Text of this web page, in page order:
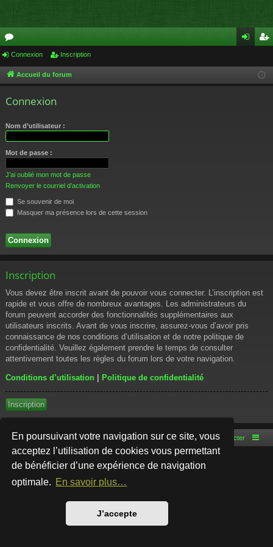
En poursuivant votre navigation sur ce site, vous
acceptez l’utilisation de cookies vous permettant
de bénéficier d’une expérience de navigation
optimale. En savoir plus…
J’accepte
or
u cri
Connexion Inscription
Accueil du forum
Connexion
Nom d’utilisateur :
Mot de passe :
J’ai oublié mon mot de passe
Renvoyer le courriel d’activation
Se souvenir de moi
Masquer ma présence lors de cette session
Inscription
Vous devez être inscrit avant de pouvoir vous connecter. L’inscription est
rapide et vous offre de nombreux avantages. Les administrateurs du
forum peuvent accorder des fonctionnalités supplémentaires aux
utilisateurs inscrits. Avant de vous inscrire, assurez-vous d’avoir pris
connaissance de nos conditions d’utilisation et de notre politique de
confidentialité. Veuillez également prendre le temps de consulter
attentivement toutes les règles du forum lors de votre navigation.
Conditions d’utilisation | Politique de confidentialité
Inscription
Accueil du forum Nous contacter
Développé parphpBB® Forum Software © phpBB Limited
Style par
Traduction française officielle